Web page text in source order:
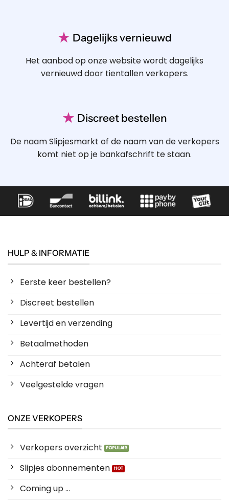
★ Dagelijks vernieuwd
Het aanbod op onze website wordt dagelijks
vernieuwd door tientallen verkopers.
★ Discreet bestellen
De naam Slipjesmarkt of de naam van de verkopers
komt niet op je bankafschrift te staan.
HULP & INFORMATIE
Eerste keer bestellen?
Discreet bestellen
Levertijd en verzending
Betaalmethoden
Achteraf betalen
Veelgestelde vragen
ONZE VERKOPERS
Verkopers overzicht
Slipjes abonnementen
Coming up ...